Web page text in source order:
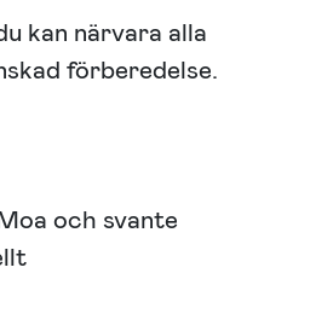
kan närvara alla
förberedelse.
och svante